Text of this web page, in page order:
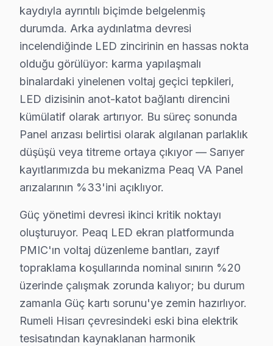
Yeniköy, modern konut yapıları ve sosyal olanakları
Zekeriyaköy'de Peaq TV Servisi
Zekeriyaköy, konforlu yaşam alanları ve doğal
Sarıyer ve Elektronik Tüketim Tarihi
Sarıyer, İstanbul’un tarihi ve kültürel zenginlikleriyle
2025 yılı itibarıyla Sarıyer bölgesinde Peaq
Bu fiyatları etkileyen en önemli faktörler arasında
Sarıyer'de Peaq Servisi: Fabrika Servis'in Rolü
Fabrika onarım, Sarıyer ilçesinde geçmişten
Yerinde tamir imkanı, aynı gün bakım sunulması, 6
Sonuç olarak, günümüzün hızla değişen elektronik
Sarıyer Peaq servis - TV Tamiri
Sarıyer'da Peaq televizyon ünitesi konusunda "yetkili
Yetkili servis: marka garantisi varsa tercih. Bağımsız
kaydıyla ayrıntılı biçimde belgelenmiş
durumda. Arka aydınlatma devresi
incelendiğinde LED zincirinin en hassas nokta
olduğu görülüyor: karma yapılaşmalı
binalardaki yinelenen voltaj geçici tepkileri,
LED dizisinin anot-katot bağlantı direncini
kümülatif olarak artırıyor. Bu süreç sonunda
Panel arızası belirtisi olarak algılanan parlaklık
düşüşü veya titreme ortaya çıkıyor — Sarıyer
kayıtlarımızda bu mekanizma Peaq VA Panel
arızalarının %33'ini açıklıyor.
Güç yönetimi devresi ikinci kritik noktayı
oluşturuyor. Peaq LED ekran platformunda
PMIC'ın voltaj düzenleme bantları, zayıf
topraklama koşullarında nominal sınırın %20
üzerinde çalışmak zorunda kalıyor; bu durum
zamanla Güç kartı sorunu'ye zemin hazırlıyor.
Rumeli Hisarı çevresindeki eski bina elektrik
tesisatından kaynaklanan harmonik